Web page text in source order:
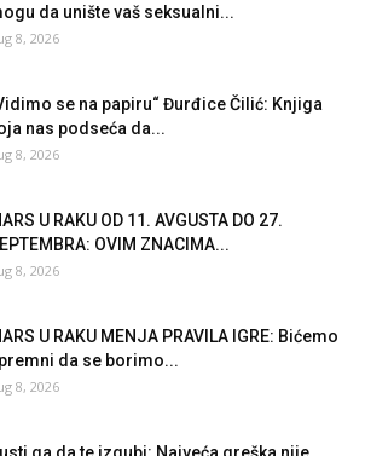
da unište vaš seksualni...
8, 2026
se na papiru“ Đurđice Čilić: Knjiga
nas podseća da...
8, 2026
U RAKU OD 11. AVGUSTA DO 27.
OVIM ZNACIMA...
8, 2026
U RAKU MENJA PRAVILA IGRE: Bićemo
da se borimo...
8, 2026